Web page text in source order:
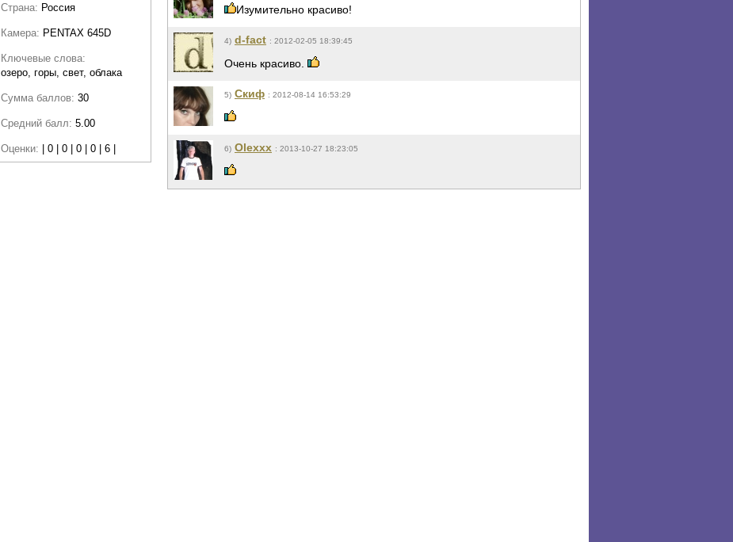
Страна: Россия
Камера: PENTAX 645D
Ключевые слова:
озеро, горы, свет, облака
Сумма баллов: 30
Средний балл: 5.00
Оценки: | 0 | 0 | 0 | 0 | 6 |
Изумительно красиво!
4) d-fact : 2012-02-05 18:39:45
Очень красиво.
5) Скиф : 2012-08-14 16:53:29
6) Olexxx : 2013-10-27 18:23:05